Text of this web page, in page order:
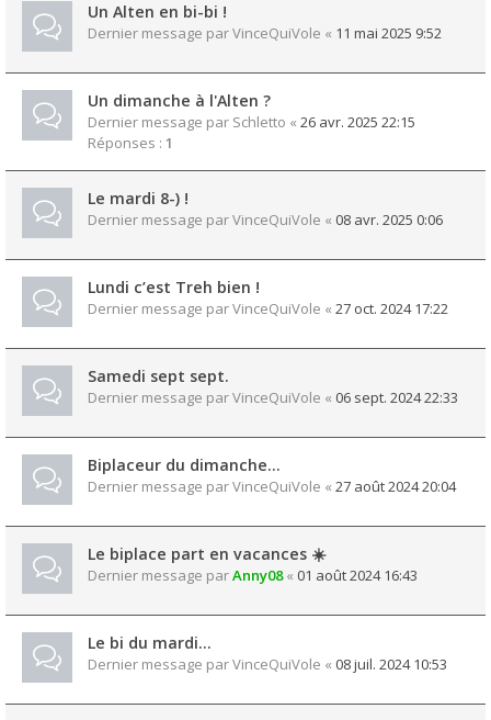
Un Alten en bi-bi !
Dernier message parVinceQuiVole « 11 mai 2025 9:52
Un dimanche à l'Alten ?
Dernier message par Schletto « 26 avr. 2025 22:15
Réponses : 1
Le mardi 8-) !
Dernier message parVinceQuiVole « 08 avr. 2025 0:06
Lundi c’est Treh bien !
Dernier message parVinceQuiVole « 27 oct. 2024 17:22
Samedi sept sept.
Dernier message parVinceQuiVole « 06 sept. 2024 22:33
Biplaceur du dimanche…
Dernier message parVinceQuiVole « 27 août 2024 20:04
Le biplace part en vacances ☀️
Dernier message parAnny08« 01 août 2024 16:43
Le bi du mardi…
Dernier message parVinceQuiVole « 08 juil. 2024 10:53